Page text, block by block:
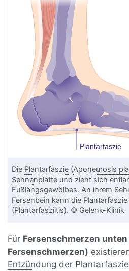
Die Plantarfaszie (Aponeurosis
Sehnenplatte und zieht sich
Fußlängsgewölbes. An ihrem
Fersenbein kann die
(Plantarfasziitis). © Gelenk-Klinik
Für Fersenschmerzen
Fersenschmerzen)
Entzündung der